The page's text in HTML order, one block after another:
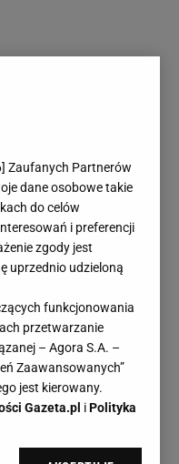
] Zaufanych Partnerów
dane osobowe takie
do celów
i preferencji
zgody jest
uprzednio udzieloną
funkcjonowania
przetwarzanie
– Agora S.A. –
Zaawansowanych”
jest kierowany.
Gazeta.pl iPolityka